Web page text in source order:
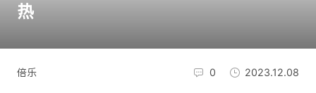
热
倍乐 0 2023.12.08